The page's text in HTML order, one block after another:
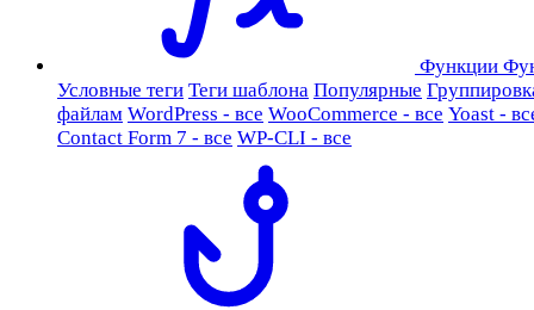
Функции
Условные теги Теги шаблона Популярные
файлам WordPress - все WooCommerce - все Yoast -
Contact Form 7 - все WP-CLI - все